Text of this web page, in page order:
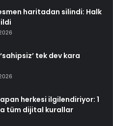
haritadan silindi: Halk
tek dev kara
herkesi ilgilendiriyor: 1
tüm dijital kurallar